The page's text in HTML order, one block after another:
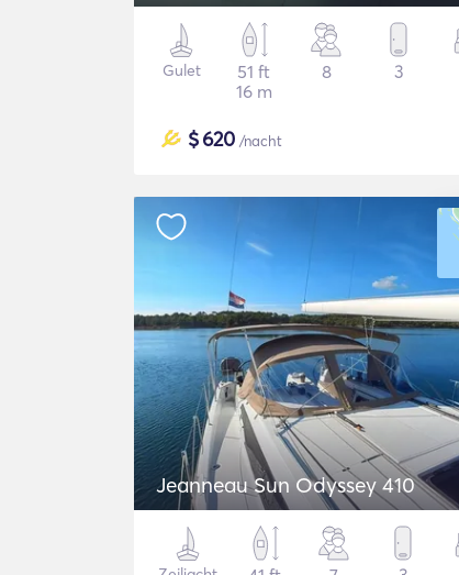
Gulet
51 ft
16 m
8 3
$620 /nacht
Jeanneau Sun Odyssey 410